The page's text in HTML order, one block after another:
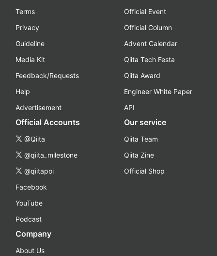
Terms
Privacy
Guideline
Media Kit
Feedback/Requests
Help
Advertisement
Official Event
Official Column
Advent Calendar
Qiita Tech Festa
Qiita Award
Engineer White Paper
API
Official Accounts
@Qiita
@qiita_milestone
@qiitapoi
Facebook
YouTube
Podcast
Our service
Qiita Team
Qiita Zine
Official Shop
Company
About Us